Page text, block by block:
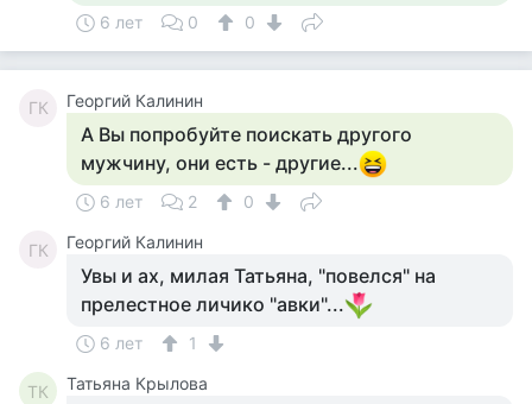
6 лет 0 0
ГК Георгий Калинин
А Вы попробуйте поискать другого
мужчину, они есть - другие...
6 лет 2 0
ГК Георгий Калинин
Увы и ах, милая Татьяна, "повелся" на
прелестное личико "авки"...
6 лет 1
ТК Татьяна Крылова